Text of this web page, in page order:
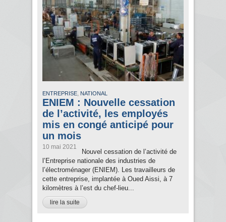
ENTREPRISE, NATIONAL
ENIEM : Nouvelle cessation
de l’activité, les employés
mis en congé anticipé pour
un mois
10 mai 2021
Nouvel cessation de l’activité de
l’Entreprise nationale des industries de
l’électroménager (ENIEM). Les travailleurs de
cette entreprise, implantée à Oued Aissi, à 7
kilomètres à l’est du chef-lieu...
lire la suite